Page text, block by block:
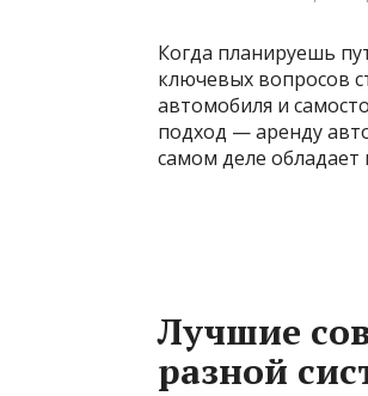
Когда планируешь
ключевых вопросов
автомобиля и
подход — аренду
самом деле
Лучшие
разной